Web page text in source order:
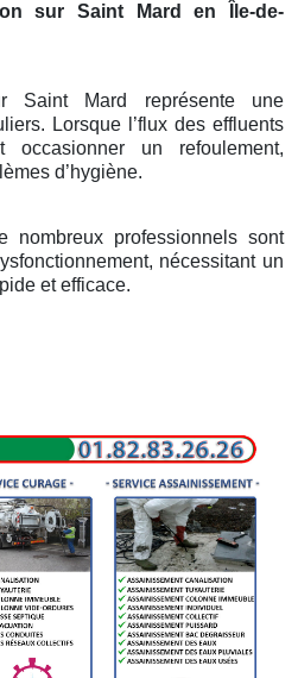
sur Saint Mard
en Île-de-
Saint Mard représente une
Lorsque l’flux des effluents
un refoulement,
d’hygiène.
nombreux professionnels sont
nécessitant un
et efficace.